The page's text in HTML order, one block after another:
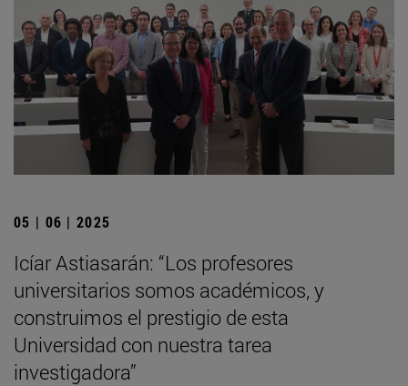
05 | 06 | 2025
Icíar Astiasarán: “Los profesores
universitarios somos académicos, y
construimos el prestigio de esta
Universidad con nuestra tarea
investigadora”